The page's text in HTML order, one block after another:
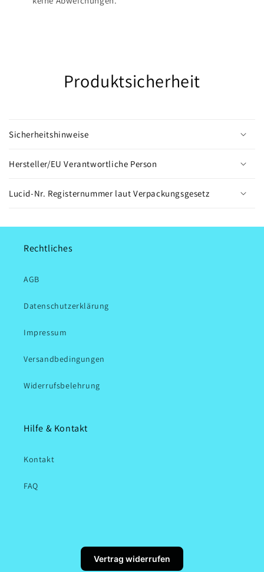
Produktsicherheit
Sicherheitshinweise
Hersteller/EU Verantwortliche Person
Lucid-Nr. Registernummer laut Verpackungsgesetz
Rechtliches
AGB
Datenschutzerklärung
Impressum
Versandbedingungen
Widerrufsbelehrung
Hilfe & Kontakt
Kontakt
FAQ
Vertrag widerrufen